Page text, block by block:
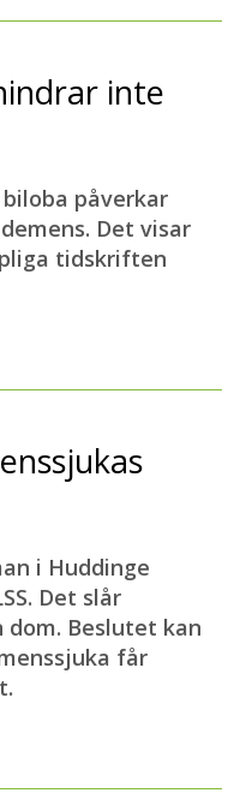
inte
påverkar
Det visar
tidskriften
i Huddinge
Det slår
Beslutet kan
får